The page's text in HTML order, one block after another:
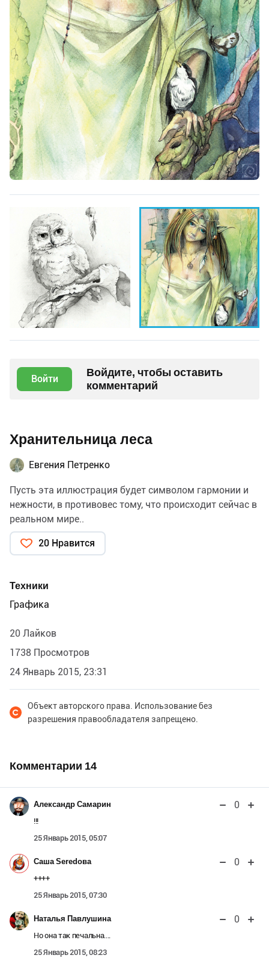
Войти
Войдите, чтобы оставить
комментарий
Хранительница леса
Евгения Петренко
Пусть эта иллюстрация будет символом гармонии и
нежности, в противовес тому, что происходит сейчас в
реальном мире..
20 Нравится
Техники
Графика
20 Лайков
1738 Просмотров
24 Январь 2015, 23:31
Объект авторского права. Использование без
разрешения правообладателя запрещено.
Комментарии 14
Александр Самарин 0
!!!
25 Январь 2015, 05:07
Саша Seredова 0
++++
25 Январь 2015, 07:30
Наталья Павлушина 0
Но она так печальна....
25 Январь 2015, 08:23